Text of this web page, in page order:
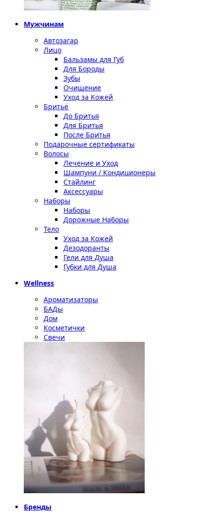
Мужчинам
Автозагар
Лицо
Бальзамы для Губ
Для Бороды
Зубы
Очищение
Уход за Кожей
Бритьё
До Бритья
Для Бритья
После Бритья
Подарочные сертификаты
Волосы
Лечение и Уход
Шампуни / Кондиционеры
Стайлинг
Аксессуары
Наборы
Наборы
Дорожные Наборы
Тело
Уход за Кожей
Дезодоранты
Гели для Душа
Губки для Душа
Wellness
Ароматизаторы
БАДы
Дом
Косметички
Свечи
Бренды